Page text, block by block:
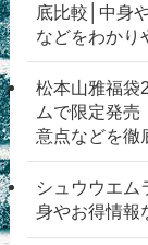
底比較│中身
などをわかり
松本山雅福袋
ムで限定発売
意点などを徹
シュウウエム
身やお得情報